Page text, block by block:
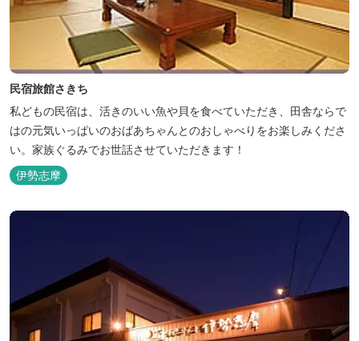
民宿旅館さきち
私どもの民宿は、活きのいい魚や貝を食べていただき、田舎ならで
はの元気いっぱいのおばあちゃんとのおしゃべりをお楽しみくださ
い。家族ぐるみでお世話させていただきます！
伊勢志摩